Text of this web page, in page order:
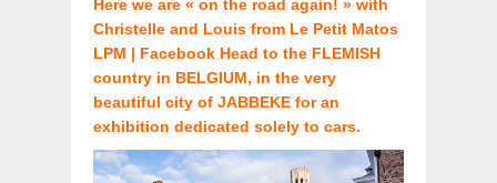
Here we are « on the road again! » with
Christelle and Louis from Le Petit Matos
LPM | Facebook Head to the FLEMISH
country in BELGIUM, in the very
beautiful city of JABBEKE for an
exhibition dedicated solely to cars.